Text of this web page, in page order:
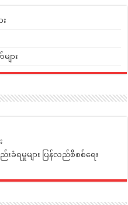
ျား
းခံရမှုများ ပြန်လည်စီစစ်ရေး